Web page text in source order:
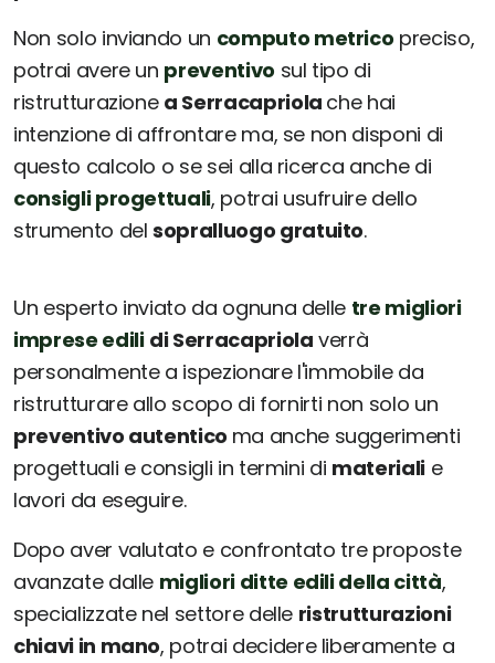
Non solo inviando un computo metrico preciso,
potrai avere un preventivo sul tipo di
ristrutturazione a Serracapriola che hai
intenzione di affrontare ma, se non disponi di
questo calcolo o se sei alla ricerca anche di
consigli progettuali, potrai usufruire dello
strumento delsopralluogo gratuito.
Un esperto inviato da ognuna delle tre migliori
imprese edili di Serracapriola verrà
personalmente a ispezionare l'immobile da
ristrutturare allo scopo di fornirti non solo un
preventivo autentico ma anche suggerimenti
progettuali e consigli in termini di materialie
lavori da eseguire.
Dopo aver valutato e confrontato tre proposte
avanzate dalle migliori ditte edili della città,
specializzate nel settore delle ristrutturazioni
chiavi in mano, potrai decidere liberamente a